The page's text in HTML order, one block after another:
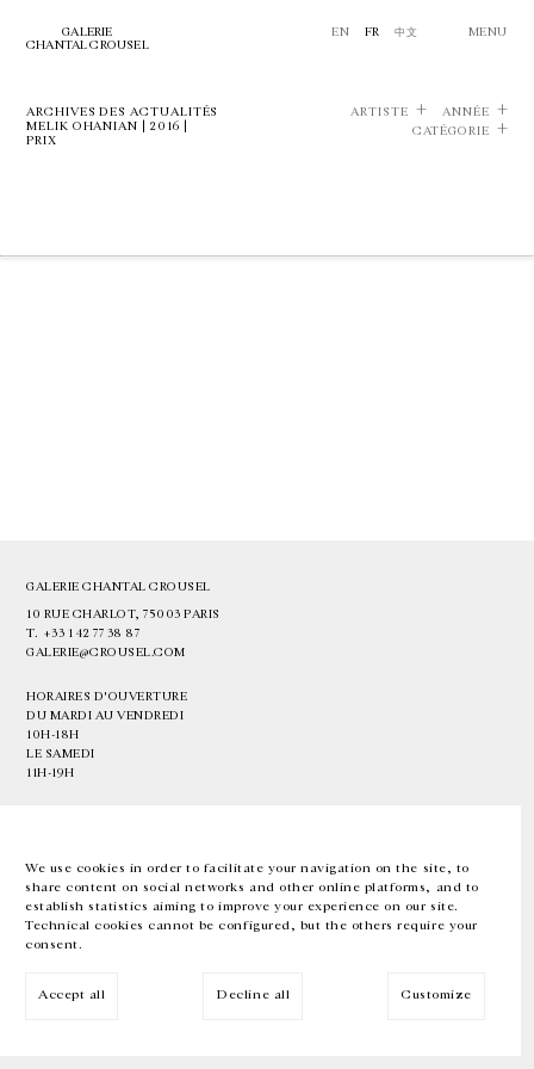
We use cookies in order to facilitate your navigation on the site, to
share content on social networks and other online platforms, and to
establish statistics aiming to improve your experience on our site.
Technical cookies cannot be configured, but the others require your
consent.
Accept all Decline all Customize
GALERIE
CHANTAL CROUSEL
EN FR 中文 MENU
ARCHIVES DES ACTUALITÉS
MELIK OHANIAN | 2016 |
PRIX
ARTISTE
ANNÉE
CATÉGORIE
GALERIE CHANTAL CROUSEL
10 RUE CHARLOT, 75003 PARIS
T. +33 1 42 77 38 87
GALERIE@CROUSEL.COM
HORAIRES D'OUVERTURE
DU MARDI AU VENDREDI
10H-18H
LE SAMEDI
11H-19H
EN FR 中文 Facebook Instagram
Inscrivez-vous à notre newsletter